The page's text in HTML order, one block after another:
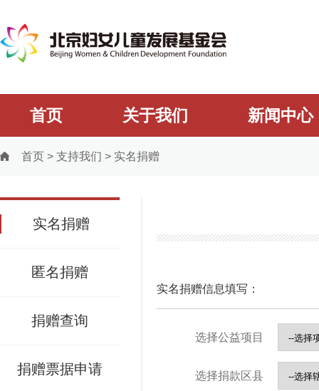
首页 关于我们 新闻中心
首页 > 支持我们 > 实名捐赠
实名捐赠
匿名捐赠
捐赠查询
捐赠票据申请
实名捐赠信息填写：
选择公益项目
选择捐款区县